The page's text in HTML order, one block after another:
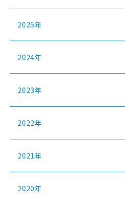
2025年
2024年
2023年
2022年
2021年
2020年